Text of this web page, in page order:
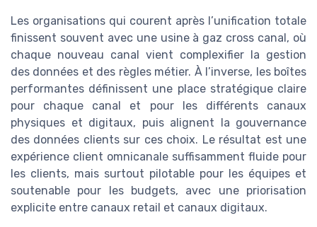
Les organisations qui courent après l’unification totale
finissent souvent avec une usine à gaz cross canal, où
chaque nouveau canal vient complexifier la gestion
des données et des règles métier. À l’inverse, les boîtes
performantes définissent une place stratégique claire
pour chaque canal et pour les différents canaux
physiques et digitaux, puis alignent la gouvernance
des données clients sur ces choix. Le résultat est une
expérience client omnicanale suffisamment fluide pour
les clients, mais surtout pilotable pour les équipes et
soutenable pour les budgets, avec une priorisation
explicite entre canaux retail et canaux digitaux.